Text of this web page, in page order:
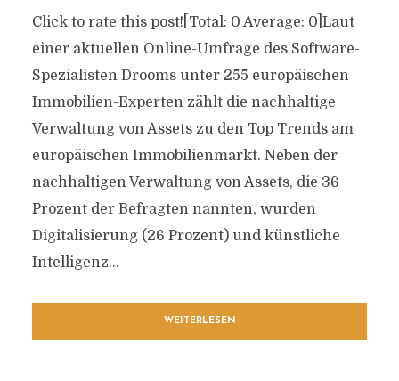
Click to rate this post![Total: 0 Average: 0]Laut
einer aktuellen Online-Umfrage des Software-
Spezialisten Drooms unter 255 europäischen
Immobilien-Experten zählt die nachhaltige
Verwaltung von Assets zu den Top Trends am
europäischen Immobilienmarkt. Neben der
nachhaltigen Verwaltung von Assets, die 36
Prozent der Befragten nannten, wurden
Digitalisierung (26 Prozent) und künstliche
Intelligenz...
WEITERLESEN